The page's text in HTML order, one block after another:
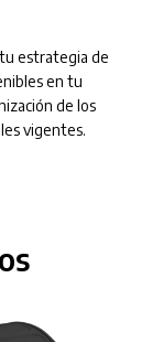
estrategia de
en tu
de los
vigentes.